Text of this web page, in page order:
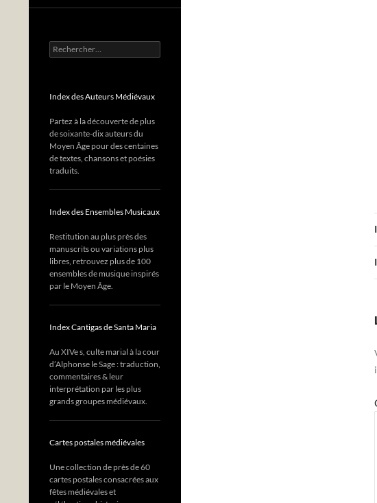
Rechercher :
Index des Auteurs Médiévaux
Partez à la découverte de plus
de soixante-dix auteurs du
Moyen Âge pour des centaines
de textes, chansons et poésies
traduits.
Index des Ensembles Musicaux
Restitution au plus près des
manuscrits ou variations plus
libres, retrouvez plus de 100
ensembles de musique inspirés
par le Moyen Âge.
Index Cantigas de Santa Maria
Au XIVe s, culte marial à la cour
d’Alphonse le Sage : traduction,
commentaires & leur
interprétation par les plus
grands groupes médiévaux.
Cartes postales médiévales
Une collection de près de 60
cartes postales consacrées aux
fêtes médiévales et